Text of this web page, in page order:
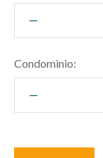
Condominio: